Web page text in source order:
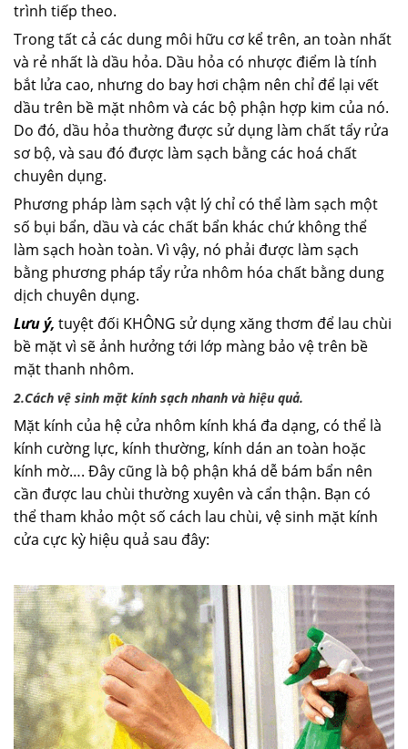
trình tiếp theo.
Trong tất cả các dung môi hữu cơ kể trên, an toàn nhất
và rẻ nhất là dầu hỏa. Dầu hỏa có nhược điểm là tính
bắt lửa cao, nhưng do bay hơi chậm nên chỉ để lại vết
dầu trên bề mặt nhôm và các bộ phận hợp kim của nó.
Do đó, dầu hỏa thường được sử dụng làm chất tẩy rửa
sơ bộ, và sau đó được làm sạch bằng các hoá chất
chuyên dụng.
Phương pháp làm sạch vật lý chỉ có thể làm sạch một
số bụi bẩn, dầu và các chất bẩn khác chứ không thể
làm sạch hoàn toàn. Vì vậy, nó phải được làm sạch
bằng phương pháp tẩy rửa nhôm hóa chất bằng dung
dịch chuyên dụng.
Lưu ý, tuyệt đối KHÔNG sử dụng xăng thơm để lau chùi
bề mặt vì sẽ ảnh hưởng tới lớp màng bảo vệ trên bề
mặt thanh nhôm.
2.Cách vệ sinh mặt kính sạch nhanh và hiệu quả.
Mặt kính của hệ cửa nhôm kính khá đa dạng, có thể là
kính cường lực, kính thường, kính dán an toàn hoặc
kính mờ…. Đây cũng là bộ phận khá dễ bám bẩn nên
cần được lau chùi thường xuyên và cẩn thận. Bạn có
thể tham khảo một số cách lau chùi, vệ sinh mặt kính
cửa cực kỳ hiệu quả sau đây: